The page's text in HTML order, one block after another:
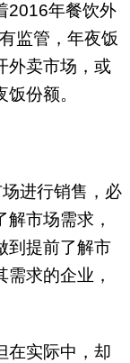
2016年餐饮外
监管，年夜饭
外卖市场，或
份额。
进行销售，必
市场需求，
到提前了解市
求的企业，
在实际中，却